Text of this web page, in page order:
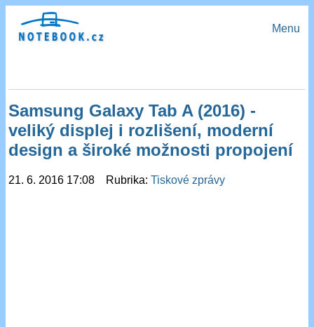
Menu
Samsung Galaxy Tab A (2016) -
veliký displej i rozlišení, moderní
design a široké možnosti propojení
21. 6. 2016 17:08 Rubrika:Tiskové zprávy